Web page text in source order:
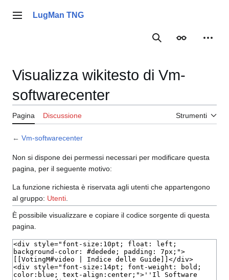
Menu principale
LugMan TNG
RicercaAspetto
Visualizza wikitesto di Vm-
softwarecenter
Pagina Discussione Strumenti
← Vm-softwarecenter
Non si dispone dei permessi necessari per modificare questa
pagina, per il seguente motivo:
La funzione richiesta è riservata agli utenti che appartengono
al gruppo: Utenti
È possibile visualizzare e copiare il codice sorgente di questa
pagina.